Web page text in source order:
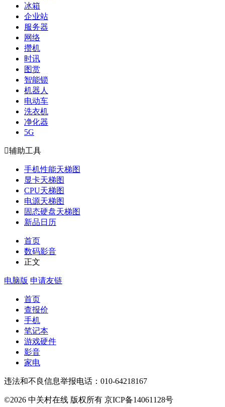
冰箱
企业站
服务器
网络
攒机
时讯
图赏
智能锁
机器人
电动车
洗衣机
净化器
5G
辅助工具
手机性能天梯图
显卡天梯图
CPU天梯图
电源天梯图
固态硬盘天梯图
新品日历
首页
数码影音
正文
电脑版 申请友链
首页
查报价
手机
笔记本
游戏硬件
影音
家电
违法和不良信息举报电话：010-64218167
©2026 中关村在线 版权所有 京ICP备14061128号